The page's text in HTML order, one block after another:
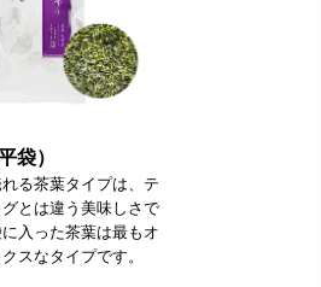
袋）
る茶葉タイプは、テ
グとは違う美味しさで
入った茶葉は最もオ
スなタイプです。